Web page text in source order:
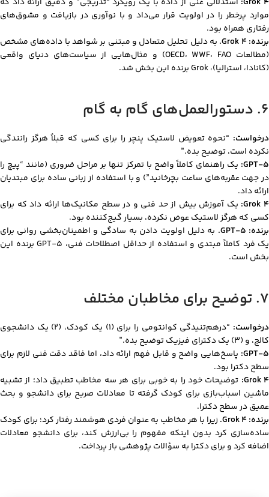
موارد پرخطر را در اولویت قرار می‌داد و با نوآوری در بازیافت و مشوق‌های
رفتاری همراه بود.
برنده: Grok 4.
به دلیل تحلیل متعادل و مبتنی بر شواهد با داده‌های مشخص
(مطالعات OECD، WWF، FAO) و مثال‌هایی از سیاست‌های دنیای واقعی
(کانادا، استرالیا)، Grok برنده این بخش شد.
۶. دستورالعمل‌های گام به گام
درخواست: “نحوه تعویض لاستیک پنچر را برای کسی که قبلاً هرگز رانندگی
نکرده است، توضیح بده.”
GPT-5: یک راهنمای کاملاً واضح با تمرکز تنها بر مراحل ضروری (مانند “پیچ را
در جهت عقربه‌های ساعت بچرخانید”) و با استفاده از زبانی ساده برای مبتدیان
ارائه داد.
Grok 4: یک آموزش بیش از حد فنی و در سطح مکانیک‌ها ارائه داد که برای
کسی که هرگز لاستیک عوض نکرده، بسیار گیج‌کننده بود.
برنده: GPT-5.
به دلیل اولویت دادن به سادگی و اطمینان‌بخشی روانی برای
یک فرد کاملاً مبتدی و استفاده از حداقل اصطلاحات فنی، GPT-5 برنده این
بخش است.
۷. توضیح برای مخاطبان مختلف
درخواست:
“درهم‌تنیدگی کوانتومی را برای (۱) یک کودک، (۲) یک دانشجوی
کالج، و (۳) یک دکترای فیزیک توضیح بده.”
GPT-5: پاسخ‌هایی واضح و قابل فهم ارائه داد، اما فاقد دقت فنی لازم برای
سطح دکترا بود.
Grok 4: توضیحات خود را به خوبی برای هر سه مخاطب تطبیق داد؛ از تشبیه
ماشین اسباب‌بازی برای کودک گرفته تا معادلات صریح برای دانشجو و بحث
عمیق در سطح دکترا.
برنده: Grok 4.
زیرا با هر مخاطب به عنوان فردی هوشمند رفتار کرد؛ برای کودک
ساده‌سازی کرد بدون اینکه مفهوم را بی‌ارزش کند، برای دانشجو معادلات
اضافه کرد و برای دکترا به سؤالات پژوهشی باز پرداخت.